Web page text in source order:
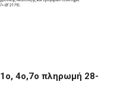
1ο, 4o,7ο πληρωμή 28-